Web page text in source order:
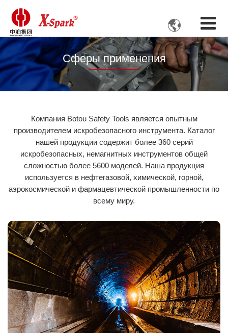

Сферы применения
Компания Botou Safety Tools является опытным
производителем искробезопасного инструмента. Каталог
нашей продукции содержит более 360 серий
искробезопасных, немагнитных инструментов общей
сложностью более 5600 моделей. Наша продукция
используется в нефтегазовой, химической, горной,
аэрокосмической и фармацевтической промышленности по
всему миру.